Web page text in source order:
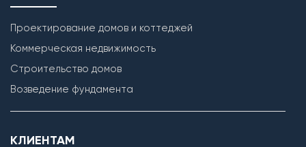
Проектирование домов и коттеджей
Коммерческая недвижимость
Строительство домов
Возведение фундамента
КЛИЕНТАМ